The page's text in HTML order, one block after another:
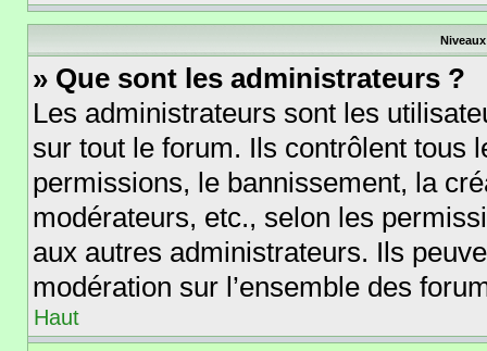
» Que sont les administrateurs ?
Les administrateurs sont les
sur tout le forum. Ils contrôlent tous
permissions, le bannissement, la
modérateurs, etc., selon les
aux autres administrateurs. Ils
modération sur l’ensemble des
Haut